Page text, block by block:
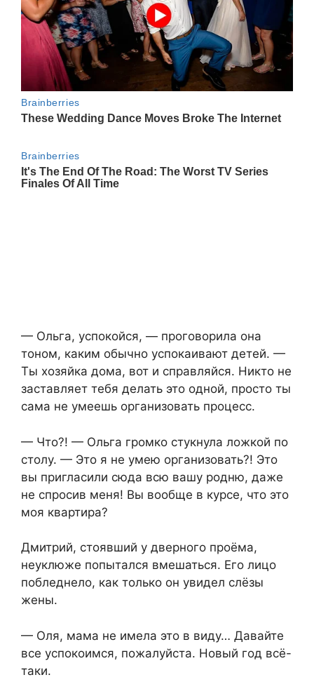
— Ольга, успокойся, — проговорила она
тоном, каким обычно успокаивают детей. —
Ты хозяйка дома, вот и справляйся. Никто не
заставляет тебя делать это одной, просто ты
сама не умеешь организовать процесс.
— Что?! — Ольга громко стукнула ложкой по
столу. — Это я не умею организовать?! Это
вы пригласили сюда всю вашу родню, даже
не спросив меня! Вы вообще в курсе, что это
моя квартира?
Дмитрий, стоявший у дверного проёма,
неуклюже попытался вмешаться. Его лицо
побледнело, как только он увидел слёзы
жены.
— Оля, мама не имела это в виду… Давайте
все успокоимся, пожалуйста. Новый год всё-
таки.